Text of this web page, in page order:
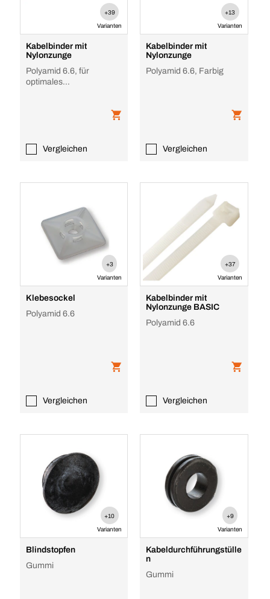
+39
Varianten
Kabelbinder mit
Nylonzunge
Polyamid 6.6, für
optimales
Vergleichen
+13
Varianten
Kabelbinder mit
Nylonzunge
Polyamid 6.6, Farbig
Vergleichen
+3
Varianten
Klebesockel
Polyamid 6.6
Vergleichen
+37
Varianten
Kabelbinder mit
Nylonzunge BASIC
Polyamid 6.6
Vergleichen
+10
Varianten
Blindstopfen
Gummi
+9
Varianten
Kabeldurchführungstülle
n
Gummi